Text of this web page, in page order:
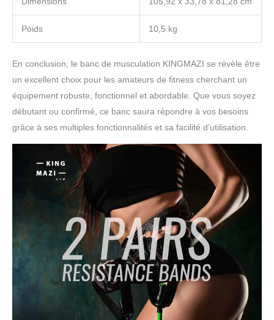
Poids 10,5 kg
En conclusion, le banc de musculation KINGMAZI se révèle être
un excellent choix pour les amateurs de fitness cherchant un
équipement robuste, fonctionnel et abordable. Que vous soyez
débutant ou confirmé, ce banc saura répondre à vos besoins
grâce à ses multiples fonctionnalités et sa facilité d’utilisation.